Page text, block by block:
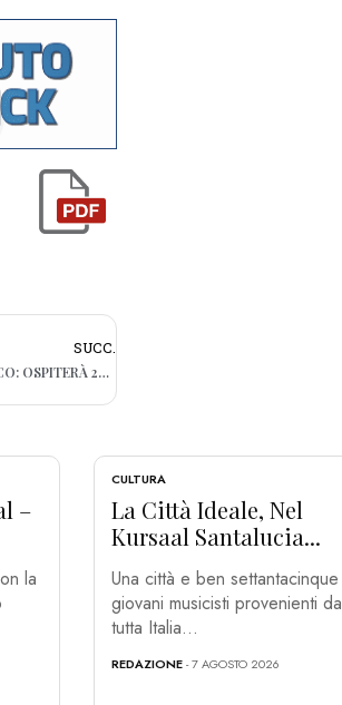
SUCC.
BARI, NUOVO ASILO NIDO NEL POLICLINICO: OSPITERÀ 20 BIMBI
–
la
CULTURA
La Città Ideale, Nel
Kursaal Santalucia...
Una città e ben settantacinque
giovani musicisti provenienti da
tutta Italia...
REDAZIONE- 7 AGOSTO 2026